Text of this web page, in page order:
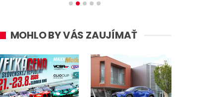
MOHLO BY VÁS ZAUJÍMAŤ